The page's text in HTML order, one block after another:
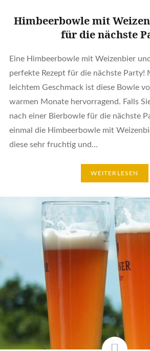
Himbeerbowle mit
für die nächste
Eine Himbeerbowle mit Weizenbier
perfekte Rezept für die nächste Party!
leichtem Geschmack ist diese Bowle
warmen Monate hervorragend. Falls
nach einer Bierbowle für die nächste
einmal die Himbeerbowle mit
diese sehr fruchtig und…
WEITERLESEN